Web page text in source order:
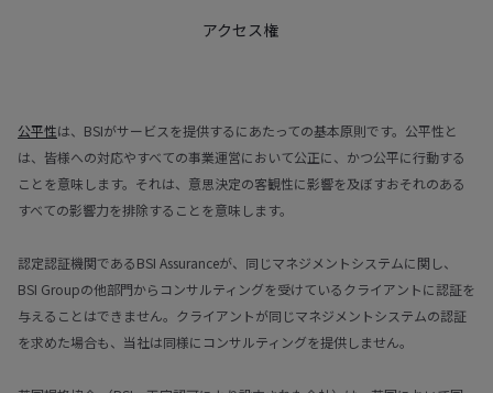
アクセス権
公平性は、BSIがサービスを提供するにあたっての基本原則です。公平性と
は、皆様への対応やすべての事業運営において公正に、かつ公平に行動する
ことを意味します。それは、意思決定の客観性に影響を及ぼすおそれのある
すべての影響力を排除することを意味します。
認定認証機関であるBSI Assuranceが、同じマネジメントシステムに関し、
BSI Groupの他部門からコンサルティングを受けているクライアントに認証を
与えることはできません。クライアントが同じマネジメントシステムの認証
を求めた場合も、当社は同様にコンサルティングを提供しません。